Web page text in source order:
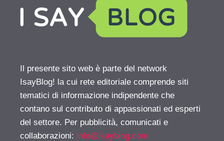
Il presente sito web è parte del network
IsayBlog! la cui rete editoriale comprende siti
tematici di informazione indipendente che
contano sul contributo di appassionati ed esperti
del settore. Per pubblicità, comunicati e
collaborazioni: info@isayblog.com